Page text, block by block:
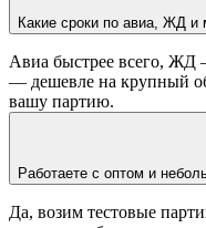
Какие сроки по авиа, ЖД и
Авиа быстрее всего, ЖД
— дешевле на крупный
вашу партию.
Работаете с оптом и
Да, возим тестовые